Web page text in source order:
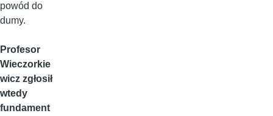
powód do
dumy.
Profesor
Wieczorkie
wicz zgłosił
wtedy
fundament